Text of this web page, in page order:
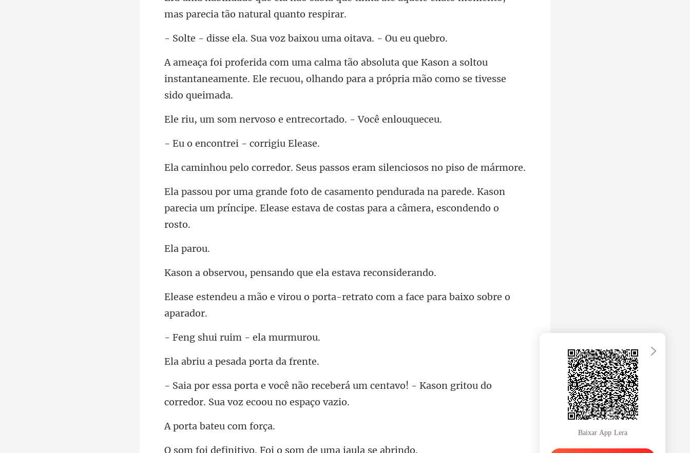
Sua voz baixou uma oi
e Kason a soltou
instantaneamente. Ele recuou, olhan
voso e entrecortado
ntrei - cor
r. Seus passos eram silen
ada na parede. Kason
parecia um príncipe. Elease e
pa
ensando que ela est
u o porta-retrato com a face
i ruim - e
pesada por
berá um centavo! - Kason gritou do
co
bateu co
vo. Foi o som de u
Baixar App Lera